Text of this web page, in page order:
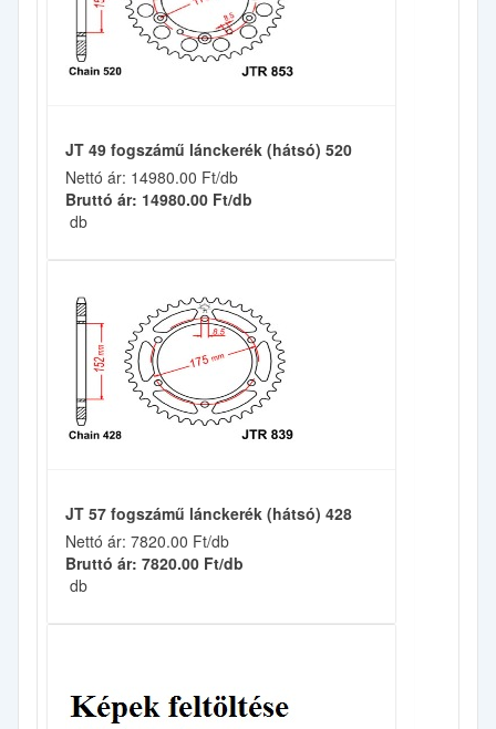
JT 49 fogszámű lánckerék (hátsó) 520
Nettó ár: 14980.00 Ft/db
Bruttó ár: 14980.00 Ft/db
db
JT 57 fogszámű lánckerék (hátsó) 428
Nettó ár: 7820.00 Ft/db
Bruttó ár: 7820.00 Ft/db
db